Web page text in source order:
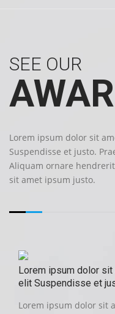
SEE OUR
Lorem ipsum dolor sit
Suspendisse et justo.
Aliquam ornare
sit amet ipsum justo.
Lorem ipsum dolor
elit Suspendisse et
Lorem ipsum dolor sit